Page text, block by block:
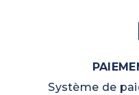
Système de